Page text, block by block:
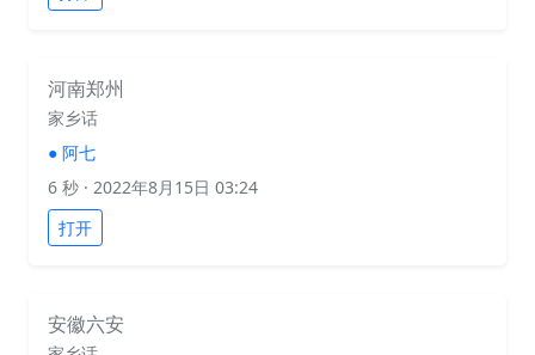
河南郑州
家乡话
● 阿七
6 秒 · 2022年8月15日 03:24
打开
安徽六安